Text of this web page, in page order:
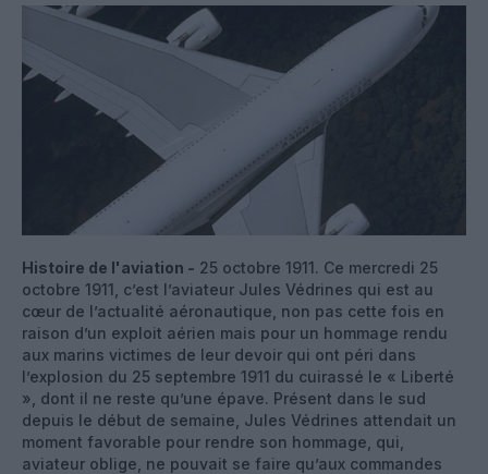
Histoire de l'aviation - 25 octobre 1911. Ce mercredi 25
octobre 1911, c’est l’aviateur Jules Védrines qui est au
cœur de l’actualité aéronautique, non pas cette fois en
raison d’un exploit aérien mais pour un hommage rendu
aux marins victimes de leur devoir qui ont péri dans
l’explosion du 25 septembre 1911 du cuirassé le « Liberté
», dont il ne reste qu’une épave. Présent dans le sud
depuis le début de semaine, Jules Védrines attendait un
moment favorable pour rendre son hommage, qui,
aviateur oblige, ne pouvait se faire qu’aux commandes